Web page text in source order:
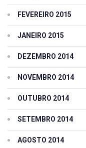
FEVEREIRO 2015
JANEIRO 2015
DEZEMBRO 2014
NOVEMBRO 2014
OUTUBRO 2014
SETEMBRO 2014
AGOSTO 2014